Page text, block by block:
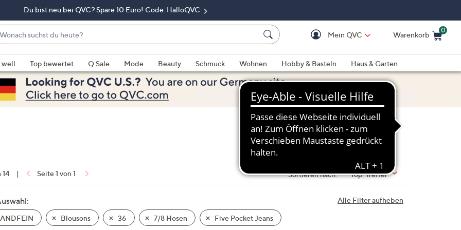
Du bist neu bei QVC? Spare 10 Euro! Code: HalloQVC
Mein QVC Warenkorb
0
Top bewertet Q Sale Mode Beauty Schmuck Wohnen Hobby & Basteln
Haus & Garten
14 | Seite 1 von 1 Sortieren nach: Top-Treffer
Alle Filter aufheben
Blousons 36 7/8 Hosen Five Pocket Jeans